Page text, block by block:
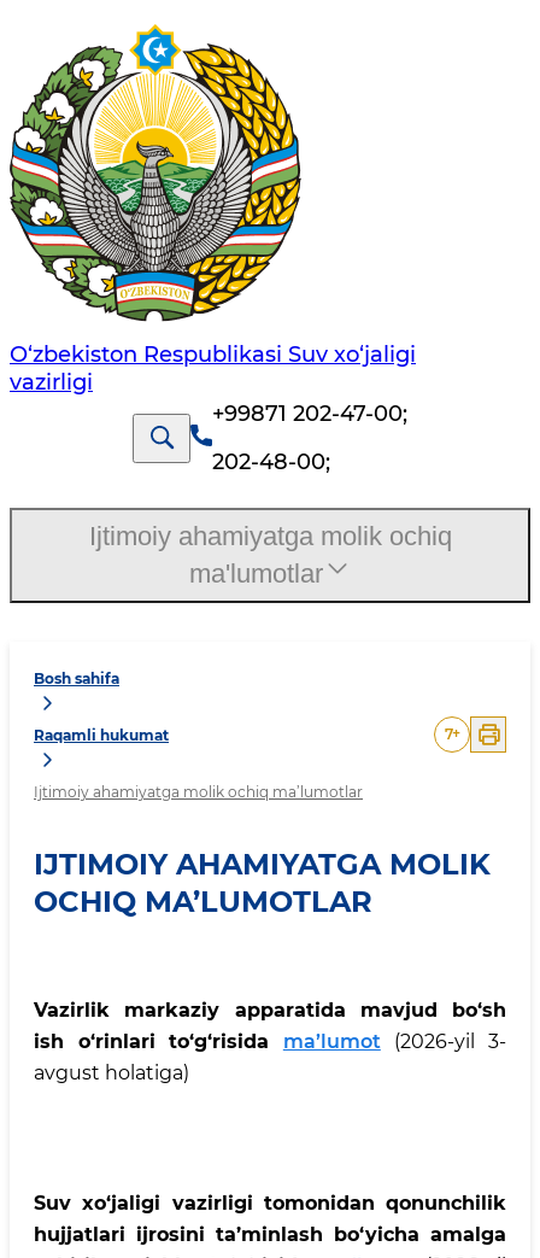
O‘zbekiston Respublikasi Suv хo‘jaligi
vazirligi
+99871 202-47-00;
202-48-00;
Bosh sahifa
Raqamli hukumat
Ijtimoiy ahamiyatga molik ochiq ma’lumotlar
7+
IJTIMOIY AHAMIYATGA MOLIK
OCHIQ MA’LUMOTLAR
Vazirlik markaziy apparatida mavjud bo‘sh
ish o‘rinlari to‘g‘risida ma’lumot
(2026-yil 3-
avgust holatiga)
Suv xo‘jaligi vazirligi tomonidan qonunchilik
hujjatlari ijrosini ta’minlash bo‘yicha amalga
Ijtimoiy ahamiyatga molik ochiq
ma'lumotlar